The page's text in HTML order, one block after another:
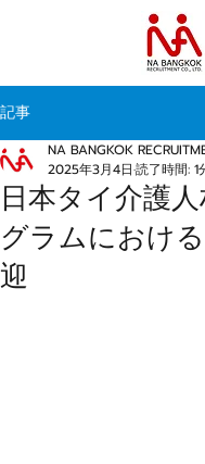
記事
日本タイ介護
グラムにおけ
迎
NA BANGKOK
2025年3月4日 読了時間: 1